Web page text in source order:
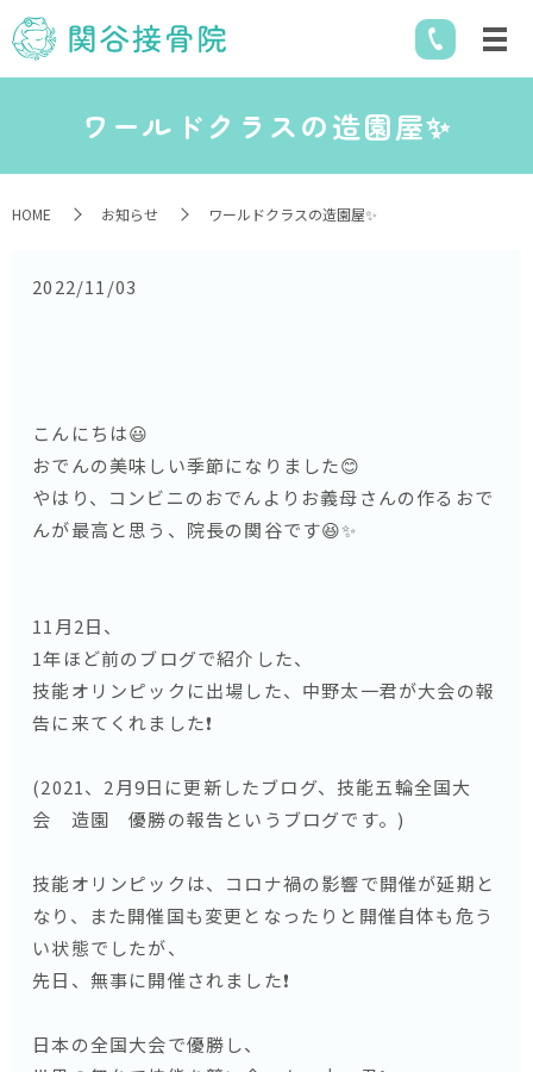
ワールドクラスの造園屋✨
HOME お知らせ ワールドクラスの造園屋✨
2022/11/03
こんにちは😃
おでんの美味しい季節になりました😊
やはり、コンビニのおでんよりお義母さんの作るおで
んが最高と思う、院長の関谷です😆✨
11月2日、
1年ほど前のブログで紹介した、
技能オリンピックに出場した、中野太一君が大会の報
告に来てくれました❗️
(2021、2月9日に更新したブログ、技能五輪全国大
会 造園 優勝の報告というブログです。)
技能オリンピックは、コロナ禍の影響で開催が延期と
なり、また開催国も変更となったりと開催自体も危う
い状態でしたが、
先日、無事に開催されました❗️
日本の全国大会で優勝し、